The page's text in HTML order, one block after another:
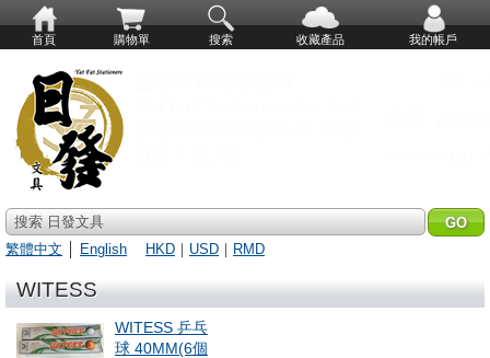
首頁 購物單 搜索 收藏產品 我的帳戶
搜索 日發文具
繁體中文
English HKD ｜ USD ｜ RMD
WITESS
WITESS 乒乓
球 40MM(6個